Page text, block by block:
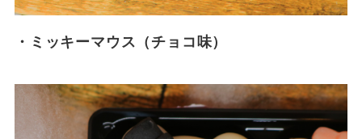
・ミッキーマウス（チョコ味）